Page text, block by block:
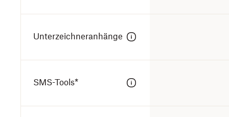
Unterzeichneranhänge
SMS-Tools*